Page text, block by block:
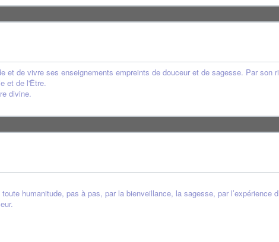
et de vivre ses enseignements empreints de douceur et de sagesse. Par son
et de l'Être.
divine.
humanitude, pas à pas, par la bienveillance, la sagesse, par l’expérience